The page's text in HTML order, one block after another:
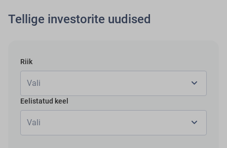
Tellige investorite uudised
Riik
Vali chevron_right
Eelistatud keel
Vali chevron_right